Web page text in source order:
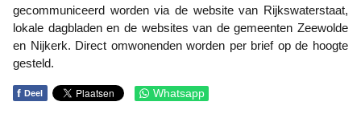
gecommuniceerd worden via de website van Rijkswaterstaat,
lokale dagbladen en de websites van de gemeenten Zeewolde
en Nijkerk. Direct omwonenden worden per brief op de hoogte
gesteld.
f Deel Whatsapp